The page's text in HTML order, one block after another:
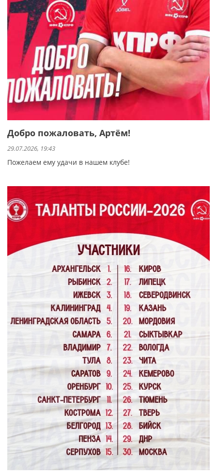
Добро пожаловать, Артём!
29.07.2026, 19:43
Пожелаем ему удачи в нашем клубе!